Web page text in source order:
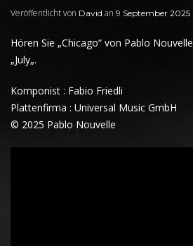
Veröffentlicht von David an 9 September 2025
Hören Sie „Chicago“ von Pablo Nouvelle
„July„.
Komponist : Fabio Friedli
Plattenfirma : Universal Music GmbH
© 2025 Pablo Nouvelle